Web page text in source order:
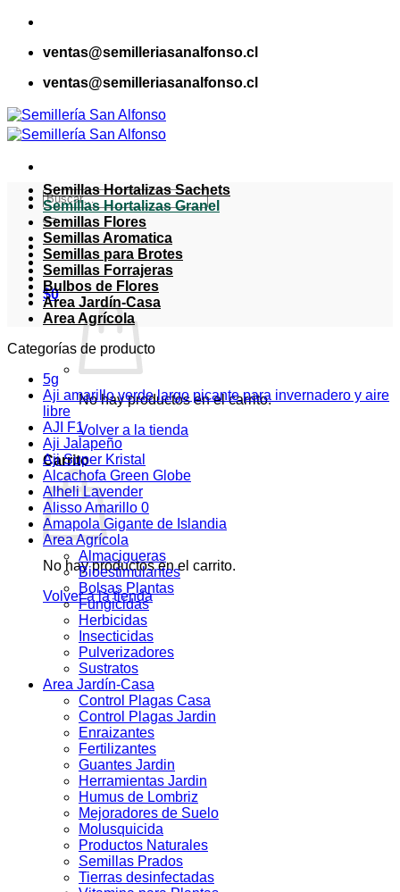
Saltar
contenidoventas@semilleriasanalfonso.cl
ventas@semilleriasanalfonso.cl
Buscar
por:
$0
No hay productos en el carrito.
Volver a la tienda
Carrito
No hay productos en el carrito.
Volver a la tienda
Semillas Hortalizas Sachets
Semillas Hortalizas Granel
Semillas Flores
Semillas Aromatica
Semillas para Brotes
Semillas Forrajeras
Bulbos de Flores
Area Jardín-Casa
Area Agrícola
Categorías de producto
5g
Aji amarillo verde largo picante para invernadero y aire
libre
AJI F1
Aji Jalapeño
Aji Super Kristal
Alcachofa Green Globe
Alheli Lavender
Alisso Amarillo 0
Amapola Gigante de Islandia
Area Agrícola
Almacigueras
Bioestimulantes
Bolsas Plantas
Fungicidas
Herbicidas
Insecticidas
Pulverizadores
Sustratos
Area Jardín-Casa
Control Plagas Casa
Control Plagas Jardin
Enraizantes
Fertilizantes
Guantes Jardin
Herramientas Jardin
Humus de Lombriz
Mejoradores de Suelo
Molusquicida
Productos Naturales
Semillas Prados
Tierras desinfectadas